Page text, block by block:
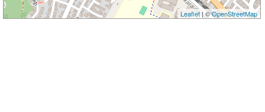
Leaflet| ©OpenStreetMap